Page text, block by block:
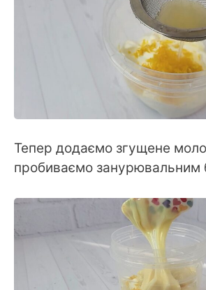
Тепер додаємо згущене
пробиваємо занурювальним